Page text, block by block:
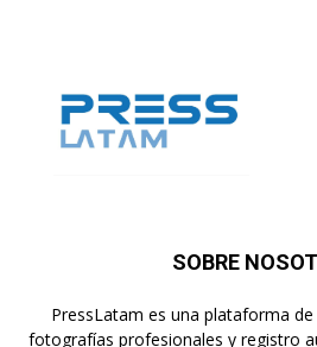
SOBRE
PressLatam es una plataforma
fotografías profesionales y registro